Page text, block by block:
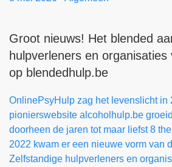
Groot nieuws! Het blended
hulpverleners en
op blendedhulp.be
OnlinePsyHulp zag het levenslicht in
pionierswebsite alcoholhulp.be
doorheen de jaren tot maar liefst 8
2022 kwam er een nieuwe vorm van
Zelfstandige hulpverleners en